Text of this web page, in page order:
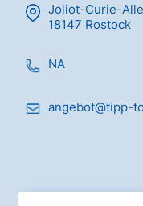
Joliot-Curie-
18147 Rostock
NA
angebot@tipp-